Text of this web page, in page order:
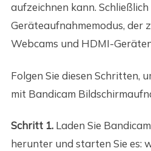
aufzeichnen kann.
Geräteaufnahmemodus, der
Webcams und HDMI-
Folgen Sie diesen Schritten,
mit Bandicam
Schritt 1. Laden Sie
herunter und starten Sie es: